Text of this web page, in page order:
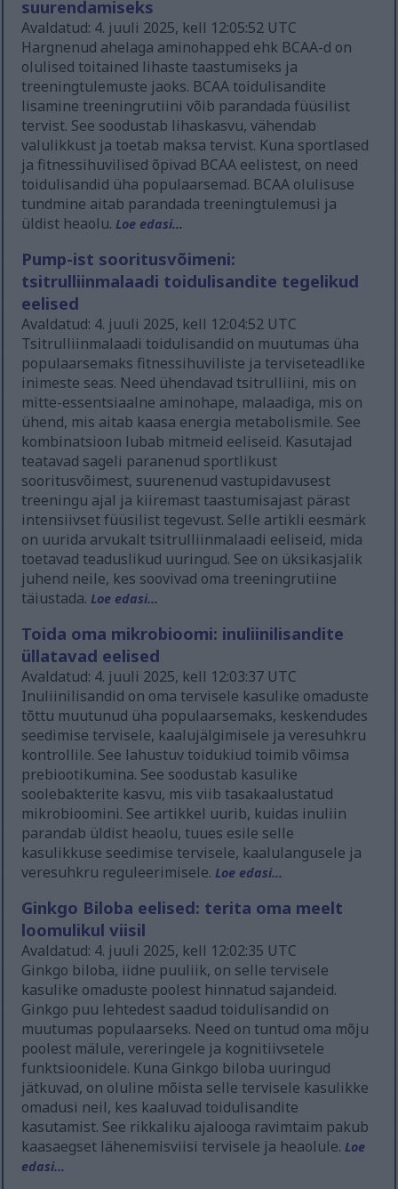
suurendamiseks
Avaldatud: 4. juuli 2025, kell 12:05:52 UTC
Hargnenud ahelaga aminohapped ehk BCAA-d on
olulised toitained lihaste taastumiseks ja
treeningtulemuste jaoks. BCAA toidulisandite
lisamine treeningrutiini võib parandada füüsilist
tervist. See soodustab lihaskasvu, vähendab
valulikkust ja toetab maksa tervist. Kuna sportlased
ja fitnessihuvilised õpivad BCAA eelistest, on need
toidulisandid üha populaarsemad. BCAA olulisuse
tundmine aitab parandada treeningtulemusi ja
üldist heaolu.Loe edasi...
Pump-ist sooritusvõimeni:
tsitrulliinmalaadi toidulisandite tegelikud
eelised
Avaldatud: 4. juuli 2025, kell 12:04:52 UTC
Tsitrulliinmalaadi toidulisandid on muutumas üha
populaarsemaks fitnessihuviliste ja terviseteadlike
inimeste seas. Need ühendavad tsitrulliini, mis on
mitte-essentsiaalne aminohape, malaadiga, mis on
ühend, mis aitab kaasa energia metabolismile. See
kombinatsioon lubab mitmeid eeliseid. Kasutajad
teatavad sageli paranenud sportlikust
sooritusvõimest, suurenenud vastupidavusest
treeningu ajal ja kiiremast taastumisajast pärast
intensiivset füüsilist tegevust. Selle artikli eesmärk
on uurida arvukalt tsitrulliinmalaadi eeliseid, mida
toetavad teaduslikud uuringud. See on üksikasjalik
juhend neile, kes soovivad oma treeningrutiine
täiustada.Loe edasi...
Toida oma mikrobioomi: inuliinilisandite
üllatavad eelised
Avaldatud: 4. juuli 2025, kell 12:03:37 UTC
Inuliinilisandid on oma tervisele kasulike omaduste
tõttu muutunud üha populaarsemaks, keskendudes
seedimise tervisele, kaalujälgimisele ja veresuhkru
kontrollile. See lahustuv toidukiud toimib võimsa
prebiootikumina. See soodustab kasulike
soolebakterite kasvu, mis viib tasakaalustatud
mikrobioomini. See artikkel uurib, kuidas inuliin
parandab üldist heaolu, tuues esile selle
kasulikkuse seedimise tervisele, kaalulangusele ja
veresuhkru reguleerimisele.Loe edasi...
Ginkgo Biloba eelised: terita oma meelt
loomulikul viisil
Avaldatud: 4. juuli 2025, kell 12:02:35 UTC
Ginkgo biloba, iidne puuliik, on selle tervisele
kasulike omaduste poolest hinnatud sajandeid.
Ginkgo puu lehtedest saadud toidulisandid on
muutumas populaarseks. Need on tuntud oma mõju
poolest mälule, vereringele ja kognitiivsetele
funktsioonidele. Kuna Ginkgo biloba uuringud
jätkuvad, on oluline mõista selle tervisele kasulikke
omadusi neil, kes kaaluvad toidulisandite
kasutamist. See rikkaliku ajalooga ravimtaim pakub
kaasaegset lähenemisviisi tervisele ja heaolule.Loe
edasi...